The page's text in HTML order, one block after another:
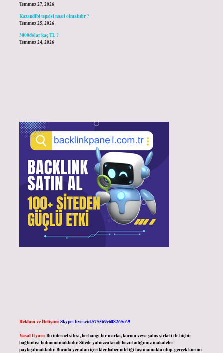
Temmuz 27, 2026
Kazandibi tepsisi nasıl olmalıdır ?
Temmuz 25, 2026
3000dolar kaç TL ?
Temmuz 24, 2026
Reklam ve İletişim:Skype: live:.cid.575569c608265c69
Yasal Uyarı:Bu internet sitesi, herhangi bir marka, kurum veya şahıs şirketi ile hiçbir
bağlantısı bulunmamaktadır. Sitede yalnızca kendi hazırladığımız makaleler
paylaşılmaktadır. Burada yer alan içerikler haber niteliği taşımamakta olup, gerçek kurum